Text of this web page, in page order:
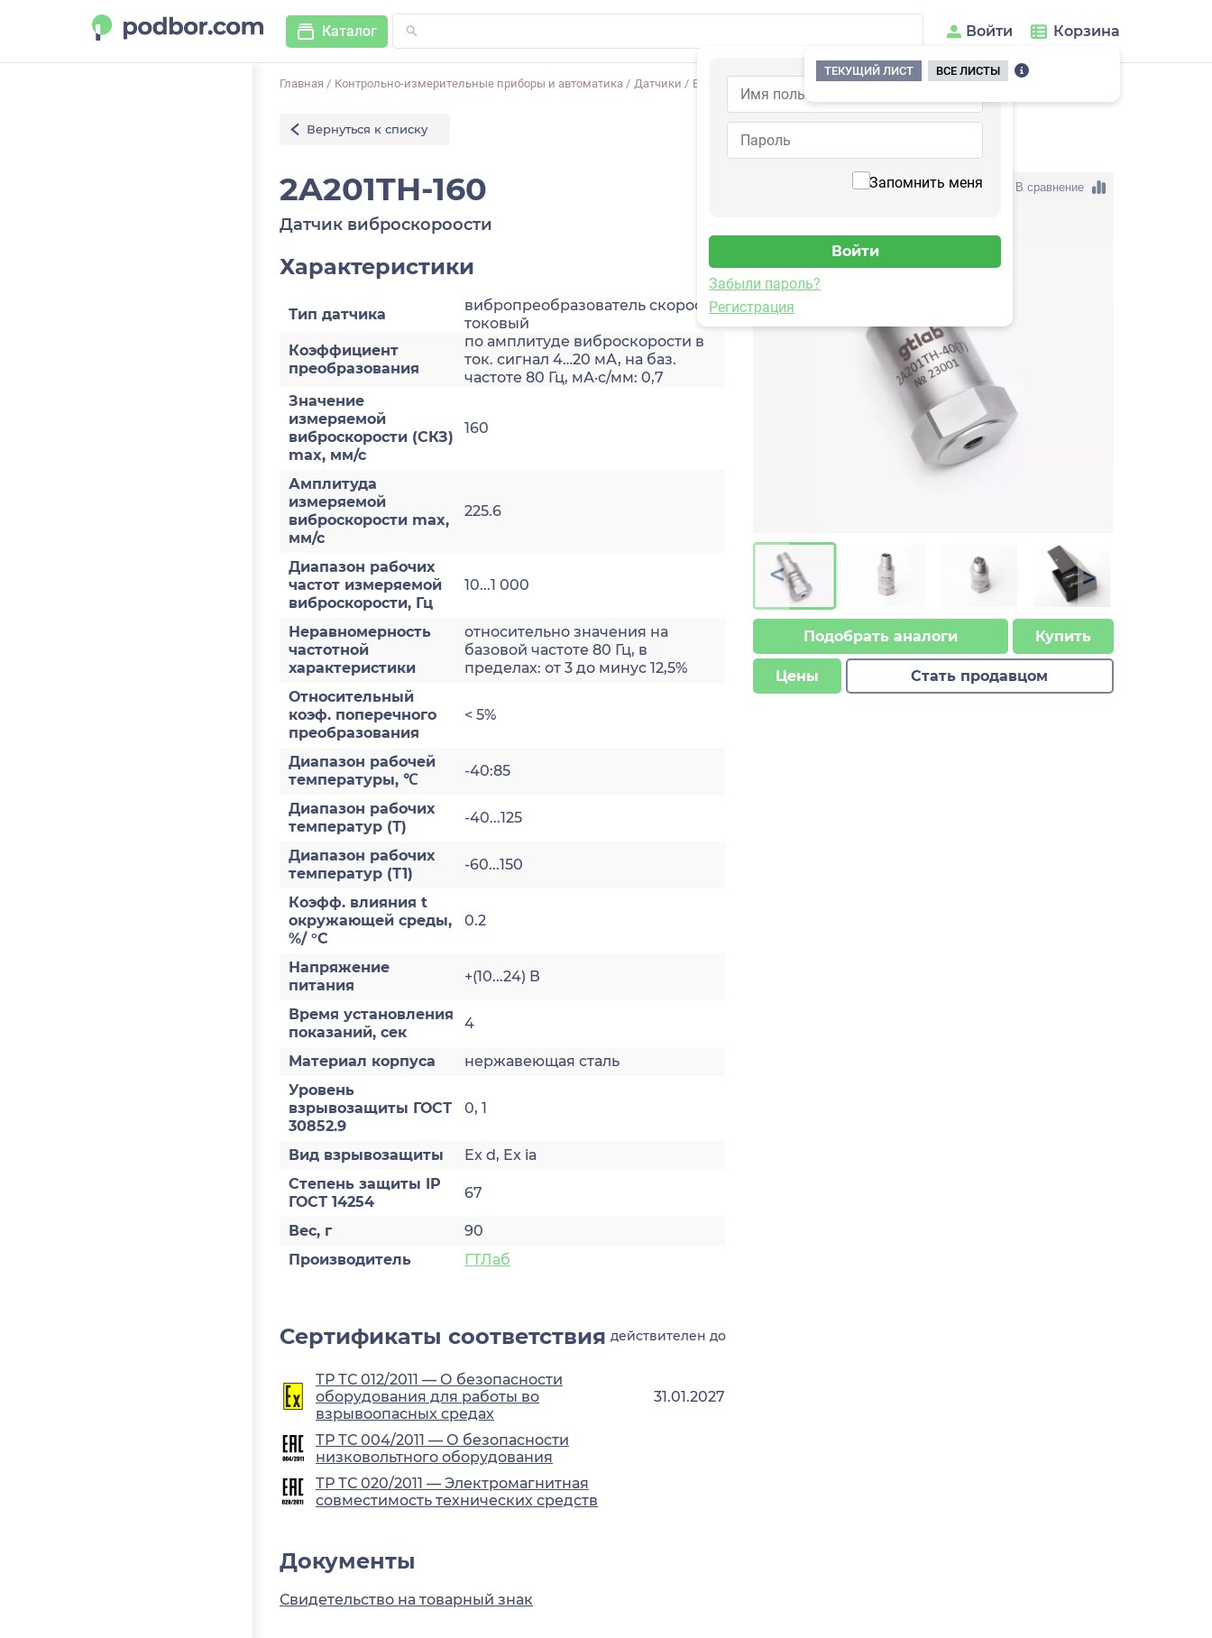
Каталог Войти
Запомнить меня
Забыли пароль?
Регистрация
Корзина
ТЕКУЩИЙ ЛИСТ
ВСЕ ЛИСТЫ
Главная / Контрольно-измерительные приборы и автоматика / Датчики / Виброскорости 2A201TH-160
Вернуться к списку
2A201TH-160
Датчик виброскороости
Характеристики
Тип датчика
вибропреобразователь скорости,
токовый
Коэффициент
преобразования
по амплитуде виброскорости в
ток. сигнал 4…20 мА, на баз.
частоте 80 Гц, мА·с/мм: 0,7
Значение
измеряемой
виброскорости (СКЗ)
max, мм/с
160
Амплитуда
измеряемой
виброскорости max,
мм/с
225.6
Диапазон рабочих
частот измеряемой
виброскорости, Гц
10...1 000
Неравномерность
частотной
характеристики
относительно значения на
базовой частоте 80 Гц, в
пределах: от 3 до минус 12,5%
Относительный
коэф. поперечного
преобразования
< 5%
Диапазон рабочей
температуры, ℃
-40:85
Диапазон рабочих
температур (Т)
-40...125
Диапазон рабочих
температур (Т1)
-60...150
Коэфф. влияния t
окружающей среды,
%/ °С
0.2
Напряжение
питания
+(10...24) В
Время установления
показаний, сек
4
Материал корпуса
нержавеющая сталь
Уровень
взрывозащиты ГОСТ
30852.9
0, 1
Вид взрывозащиты
Ex d, Ex ia
Степень защиты IP
ГОСТ 14254
67
Вес, г
90
Производитель
ГТЛаб
В сравнение
> >
Подобрать аналоги Купить
Цены Стать продавцом
Сертификаты соответствия действителен до
ТР ТС 012/2011 — О безопасности
оборудования для работы во
взрывоопасных средах
31.01.2027
ТР ТС 004/2011 — О безопасности
низковольтного оборудования
ТР ТС 020/2011 — Электромагнитная
совместимость технических средств
Документы
Свидетельство на товарный знак